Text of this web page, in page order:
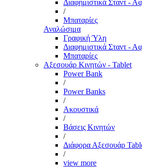
Διαφημιστικά Σταντ -
/
Μπαταρίες
Αναλώσιμα
Γραφική Ύλη
Διαφημιστικά Σταντ -
Μπαταρίες
Αξεσουάρ Κινητών - Tablet
Power Bank
/
Power Banks
/
Ακουστικά
/
Βάσεις Κινητών
/
Διάφορα Αξεσουάρ
/
view more